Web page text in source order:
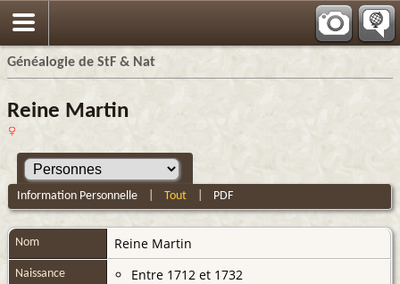
Généalogie de StF & Nat
Reine Martin
Information Personnelle| Tout| PDF
Nom Reine Martin
Naissance Entre 1712 et 1732